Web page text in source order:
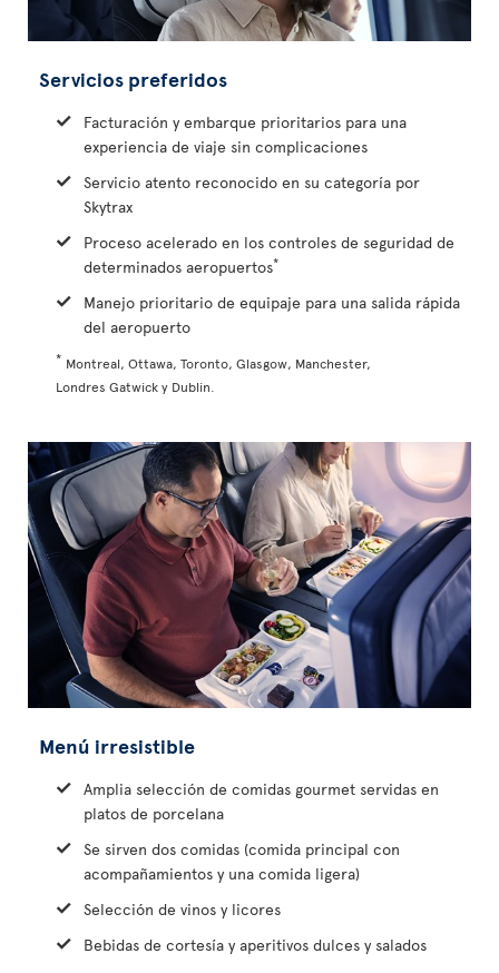
Servicios preferidos
Facturación y embarque prioritarios para una
experiencia de viaje sin complicaciones
Servicio atento reconocido en su categoría por
Skytrax
Proceso acelerado en los controles de seguridad de
determinados aeropuertos*
Manejo prioritario de equipaje para una salida rápida
del aeropuerto
* Montreal, Ottawa, Toronto, Glasgow, Manchester,
Londres Gatwick y Dublin.
Menú irresistible
Amplia selección de comidas gourmet servidas en
platos de porcelana
Se sirven dos comidas (comida principal con
acompañamientos y una comida ligera)
Selección de vinos y licores
Bebidas de cortesía y aperitivos dulces y salados